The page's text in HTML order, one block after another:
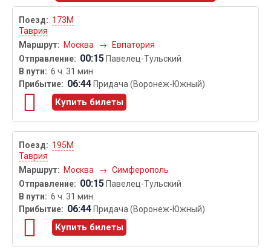
173М
Таврия
Москва
→ Евпатория
00:15 Павелец-Тульский
6 ч. 31 мин.
06:44 Придача (Воронеж-Южный)
Купить билеты
195М
Таврия
Москва
→ Симферополь
00:15 Павелец-Тульский
6 ч. 31 мин.
06:44 Придача (Воронеж-Южный)
Купить билеты